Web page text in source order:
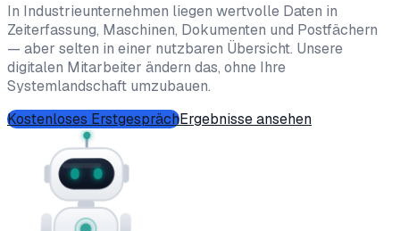
In Industrieunternehmen liegen wertvolle Daten in
Zeiterfassung, Maschinen, Dokumenten und Postfächern
— aber selten in einer nutzbaren Übersicht. Unsere
digitalen Mitarbeiter ändern das, ohne Ihre
Systemlandschaft umzubauen.
Kostenloses ErstgesprächErgebnisse ansehen